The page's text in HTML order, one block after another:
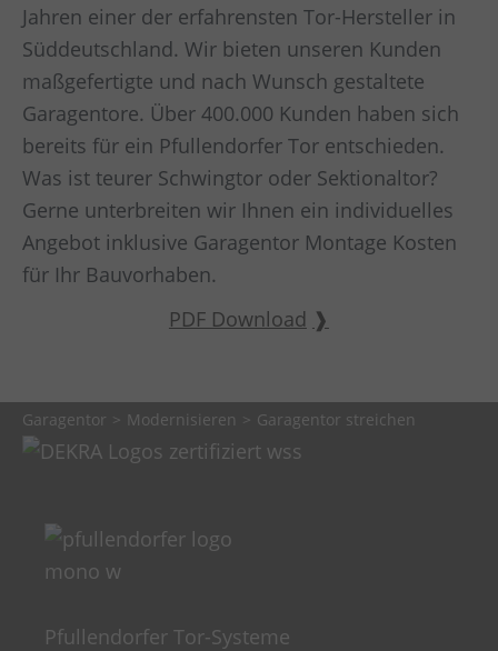
Jahren einer der erfahrensten Tor-Hersteller in
Süddeutschland. Wir bieten unseren Kunden
maßgefertigte und nach Wunsch gestaltete
Garagentore. Über 400.000 Kunden haben sich
bereits für ein Pfullendorfer Tor entschieden.
Was ist teurer Schwingtor oder Sektionaltor?
Gerne unterbreiten wir Ihnen ein individuelles
Angebot inklusive Garagentor Montage Kosten
für Ihr Bauvorhaben.
PDF Download
Garagentor Modernisieren Garagentor streichen
Pfullendorfer Tor-Systeme